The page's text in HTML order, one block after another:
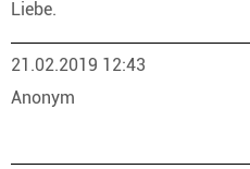
Liebe.
21.02.2019 12:43
Anonym